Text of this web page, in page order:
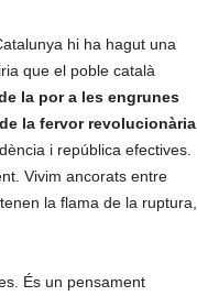
hi ha hagut una
que el poble català
la por a les engrunes
la fervor revolucionària.
i república efectives.
Vivim ancorats entre
la flama de la ruptura,
És un pensament